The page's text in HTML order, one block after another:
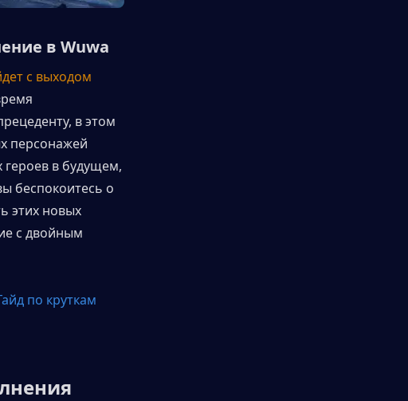
в Wuwa
с выходом
в этом
персонажей
в будущем,
беспокоитесь о
этих новых
с двойным
по круткам